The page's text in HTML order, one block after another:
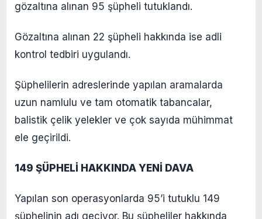
gözaltına alınan 95 şüpheli tutuklandı.
Gözaltına alınan 22 şüpheli hakkında ise adli
kontrol tedbiri uygulandı.
Şüphelilerin adreslerinde yapılan aramalarda
uzun namlulu ve tam otomatik tabancalar,
balistik çelik yelekler ve çok sayıda mühimmat
ele geçirildi.
149 ŞÜPHELİ HAKKINDA YENİ DAVA
Yapılan son operasyonlarda 95’i tutuklu 149
şüphelinin adı geçiyor. Bu şüpheliler hakkında